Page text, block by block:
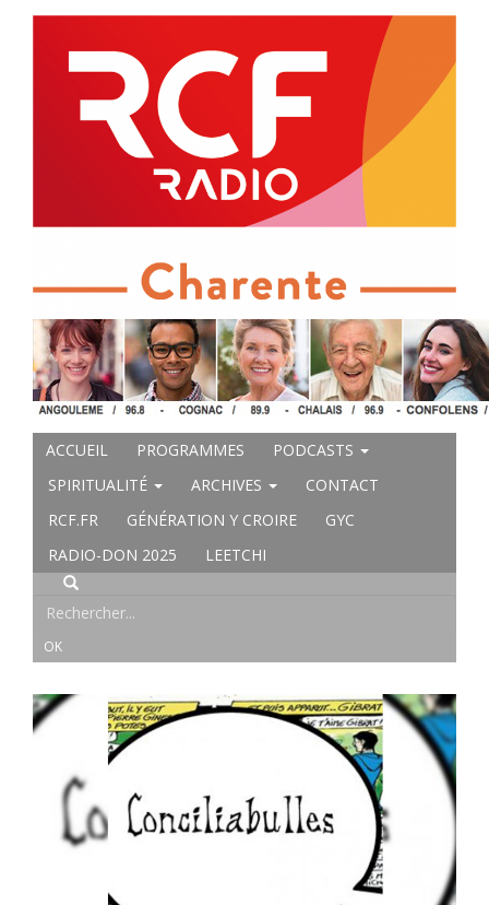
ACCUEIL PROGRAMMES
PODCASTS
SPIRITUALITÉ
ARCHIVES
CONTACT
RCF.FR
GÉNÉRATION Y CROIRE
GYC
RADIO-DON 2025
LEETCHI